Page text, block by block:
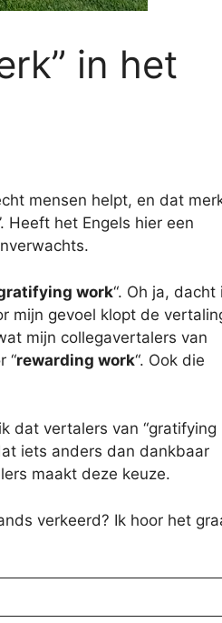
in het
mensen helpt, en dat
Heeft het Engels hier een
work“. Oh ja, dacht
mijn gevoel klopt de
mijn collegavertalers van
“rewarding work“. Ook die
dat vertalers van “gratifying
iets anders dan dankbaar
maakt deze keuze.
verkeerd? Ik hoor het